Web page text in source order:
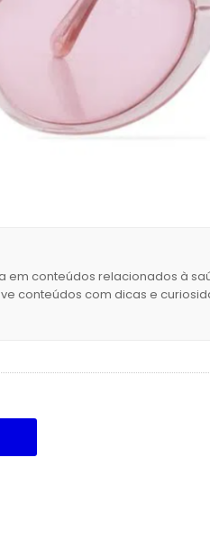
em conteúdos relacionados à
conteúdos com dicas e